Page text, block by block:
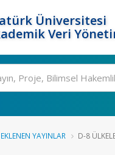
Üniversitesi
Veri
YAYINLAR D-8